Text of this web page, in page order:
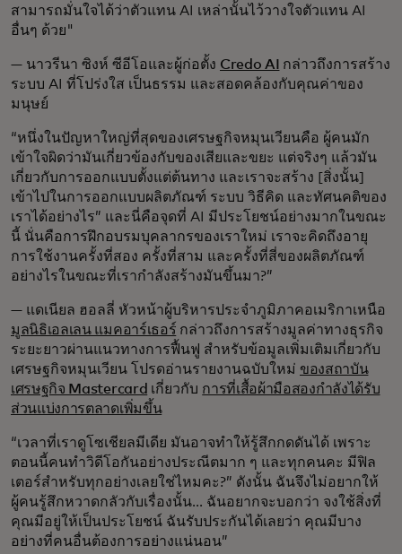
สามารถมั่นใจได้ว่าตัวแทน AI เหล่านั้นไว้วางใจตัวแทน AI
อื่นๆ ด้วย"
— นาวรีนา ซิงห์ ซีอีโอและผู้ก่อตั้ง Credo AI
กล่าวถึงการสร้าง
ระบบ AI ที่โปร่งใส เป็นธรรม และสอดคล้องกับคุณค่าของ
มนุษย์
“หนึ่งในปัญหาใหญ่ที่สุดของเศรษฐกิจหมุนเวียนคือ ผู้คนมัก
เข้าใจผิดว่ามันเกี่ยวข้องกับของเสียและขยะ แต่จริงๆ แล้วมัน
เกี่ยวกับการออกแบบตั้งแต่ต้นทาง และเราจะสร้าง [สิ่งนั้น]
เข้าไปในการออกแบบผลิตภัณฑ์ ระบบ วิธีคิด และทัศนคติของ
เราได้อย่างไร” และนี่คือจุดที่ AI มีประโยชน์อย่างมากในขณะ
นี้ นั่นคือการฝึกอบรมบุคลากรของเราใหม่ เราจะคิดถึงอายุ
การใช้งานครั้งที่สอง ครั้งที่สาม และครั้งที่สี่ของผลิตภัณฑ์
อย่างไรในขณะที่เรากำลังสร้างมันขึ้นมา?”
— แดเนียล ฮอลลี่ หัวหน้าผู้บริหารประจำภูมิภาคอเมริกาเหนือ
มูลนิธิเอลเลน แมคอาร์เธอร์ กล่าวถึงการสร้างมูลค่าทางธุรกิจ
ระยะยาวผ่านแนวทางการฟื้นฟู สำหรับข้อมูลเพิ่มเติมเกี่ยวกับ
เศรษฐกิจหมุนเวียน โปรดอ่านรายงานฉบับใหม่ ของสถาบัน
เศรษฐกิจ Mastercard เกี่ยวกับ การที่เสื้อผ้ามือสองกำลังได้รับ
ส่วนแบ่งการตลาดเพิ่มขึ้น
“เวลาที่เราดูโซเชียลมีเดีย มันอาจทำให้รู้สึกกดดันได้ เพราะ
ตอนนี้คนทำวิดีโอกันอย่างประณีตมาก ๆ และทุกคนคะ มีฟิล
เตอร์สำหรับทุกอย่างเลยใช่ไหมคะ?” ดังนั้น ฉันจึงไม่อยากให้
ผู้คนรู้สึกหวาดกลัวกับเรื่องนั้น... ฉันอยากจะบอกว่า จงใช้สิ่งที่
คุณมีอยู่ให้เป็นประโยชน์ ฉันรับประกันได้เลยว่า คุณมีบาง
อย่างที่คนอื่นต้องการอย่างแน่นอน”